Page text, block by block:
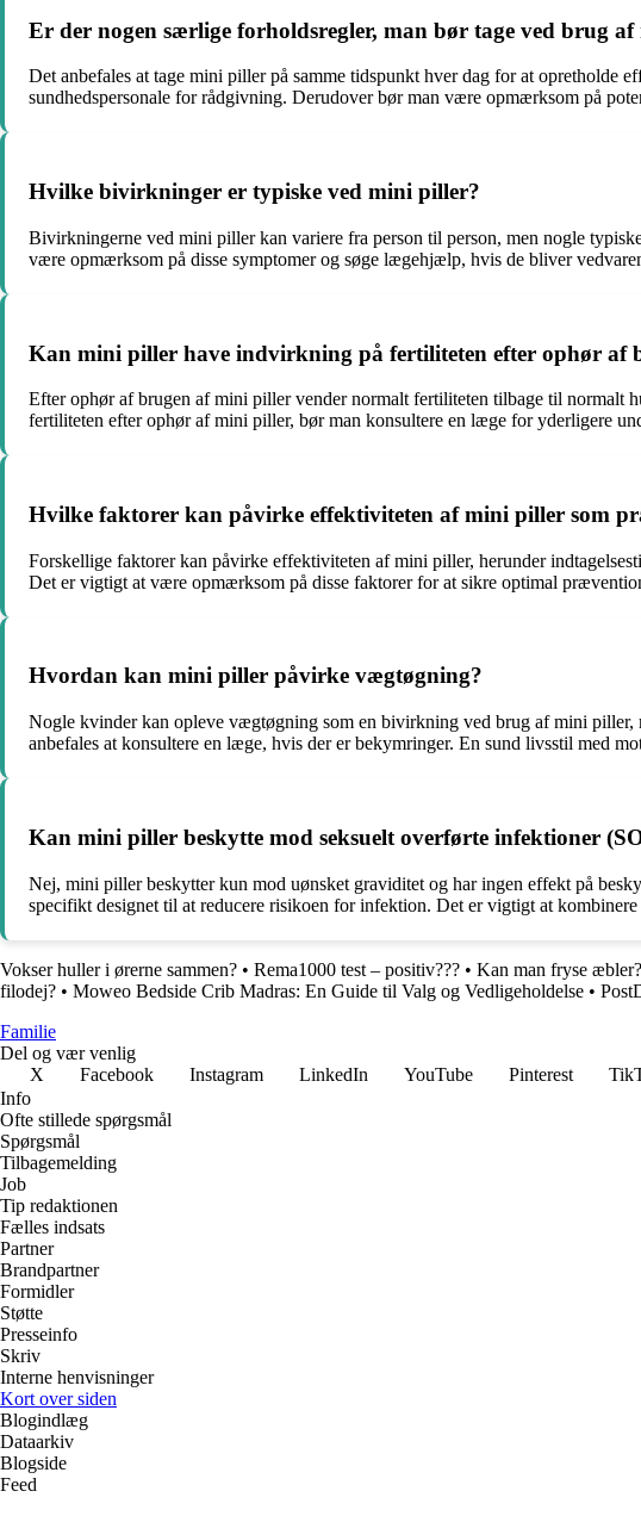
Er der nogen særlige forholdsregler, man bør tage ved brug
Det anbefales at tage mini piller på samme tidspunkt hver dag for at
sundhedspersonale for rådgivning. Derudover bør man være opmærksom på
Hvilke bivirkninger er typiske ved mini piller?
Bivirkningerne ved mini piller kan variere fra person til person, men nogle
være opmærksom på disse symptomer og søge lægehjælp, hvis de bliver
Kan mini piller have indvirkning på fertiliteten efter ophør af
Efter ophør af brugen af mini piller vender normalt fertiliteten tilbage til normalt
fertiliteten efter ophør af mini piller, bør man konsultere en læge for yderligere
Hvilke faktorer kan påvirke effektiviteten af mini piller som
Forskellige faktorer kan påvirke effektiviteten af mini piller, herunder
Det er vigtigt at være opmærksom på disse faktorer for at sikre optimal
Hvordan kan mini piller påvirke vægtøgning?
Nogle kvinder kan opleve vægtøgning som en bivirkning ved brug af mini
anbefales at konsultere en læge, hvis der er bekymringer. En sund livsstil med
Kan mini piller beskytte mod seksuelt overførte infektioner
Nej, mini piller beskytter kun mod uønsket graviditet og har ingen effekt på
specifikt designet til at reducere risikoen for infektion. Det er vigtigt at
Vokser huller i ørerne sammen? • Rema1000 test – positiv??? • Kan man fryse
filodej? • Moweo Bedside Crib Madras: En Guide til Valg og Vedligeholdelse •
Familie
Del og vær venlig
X
Facebook Instagram LinkedIn YouTube Pinterest
Info
Ofte stillede spørgsmål
Spørgsmål
Tilbagemelding
Job
Tip redaktionen
Fælles indsats
Partner
Brandpartner
Formidler
Støtte
Presseinfo
Skriv
Interne henvisninger
Kort over siden
Blogindlæg
Dataarkiv
Blogside
Feed